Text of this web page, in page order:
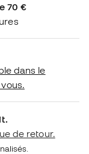
70 €
dans le
de retour.